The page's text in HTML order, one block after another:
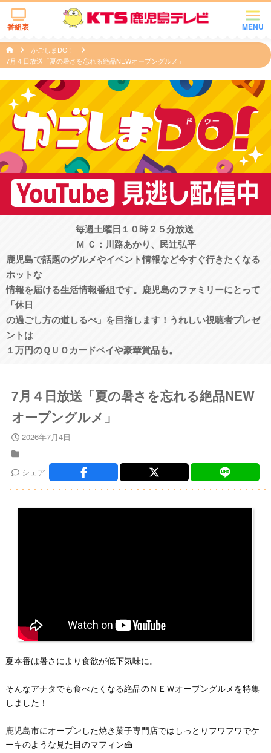
MENU
番組表
かごしまDO！
7月４日放送「夏の暑さを忘れる絶品NEWオープングルメ」
毎週土曜日１０時２５分放送
Ｍ Ｃ：川路あかり、民辻󠄀弘平
鹿児島で話題のグルメやイベント情報など今すぐ行きたくなる
ホットな
情報を届ける生活情報番組です。鹿児島のファミリーにとって
「休日
の過ごし方の道しるべ」を目指します！うれしい視聴者プレゼ
ントは
１万円のＱＵＯカードペイや豪華賞品も。
7月４日放送「夏の暑さを忘れる絶品NEW
オープングルメ」
2026年7月4日
シェア
夏本番は暑さにより食欲が低下気味に。
そんなアナタでも食べたくなる絶品のＮＥＷオープングルメを特集
しました！
鹿児島市にオープンした焼き菓子専門店ではしっとりフワフワでケ
ーキのような見た目のマフィン🍰